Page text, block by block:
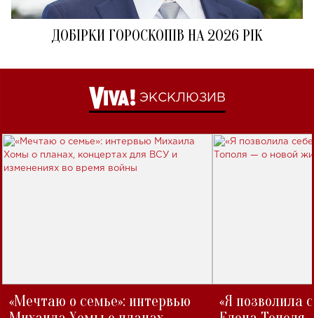
ДОБІРКИ ГОРОСКОПІВ НА 2026 РІК
ЭКСКЛЮЗИВ
«Мечтаю о семье»: интервью
«Я позволила